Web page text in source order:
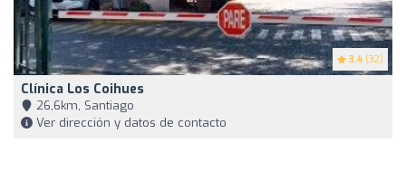
3.4 (32)
Clínica Los Coihues
26,6km, Santiago
Ver dirección y datos de contacto